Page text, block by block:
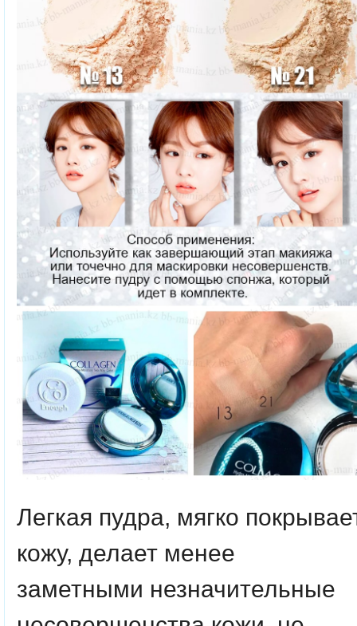
Легкая пудра, мягко
кожу, делает менее
заметными незначительные